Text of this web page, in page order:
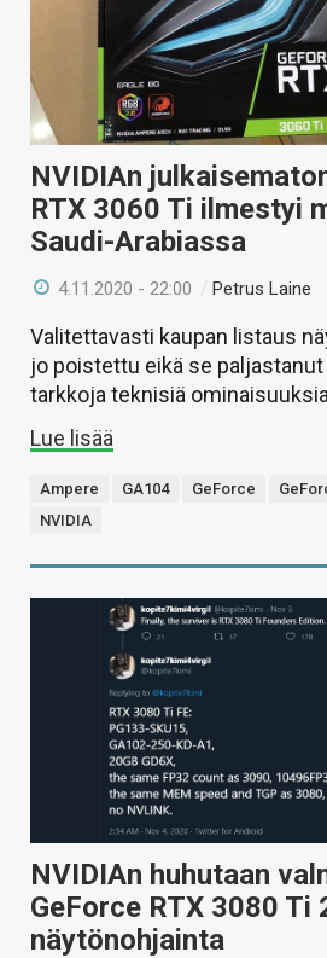
NVIDIAn
RTX 3060 Ti ilmestyi
Saudi-Arabiassa
4.11.2020 - 22:00 /Petrus Laine
Valitettavasti kaupan listaus
jo poistettu eikä se
tarkkoja teknisiä
Lue lisää
Ampere GA104 GeForce
NVIDIA
NVIDIAn huhutaan
GeForce RTX 3080 Ti
näytönohjainta